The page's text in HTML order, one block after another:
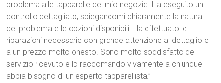
problema alle tapparelle del mio negozio. Ha eseguito un
controllo dettagliato, spiegandomi chiaramente la natura
del problema e le opzioni disponibili. Ha effettuato le
riparazioni necessarie con grande attenzione al dettaglio e
a un prezzo molto onesto. Sono molto soddisfatto del
servizio ricevuto e lo raccomando vivamente a chiunque
abbia bisogno di un esperto tapparellista.”